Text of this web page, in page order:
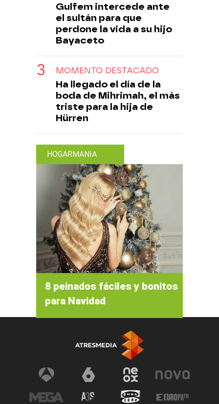
Gulfem intercede ante
el sultán para que
perdone la vida a su hijo
Bayaceto
MOMENTO DESTACADO
Ha llegado el día de la
boda de Mihrimah, el más
triste para la hija de
Hürren
HOGARMANIA
8 peinados fáciles y bonitos
para Navidad